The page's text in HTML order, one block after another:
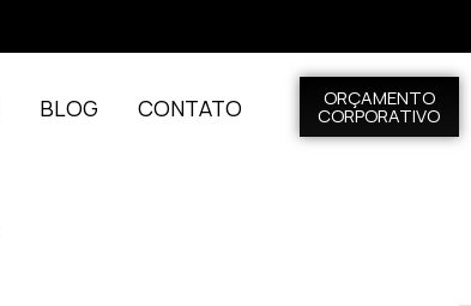
BLOG CONTATO ORÇAMENTO
CORPORATIVO